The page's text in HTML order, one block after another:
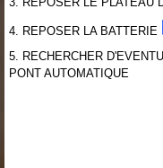
4. REPOSER LA BATTERIE
5. RECHERCHER
PONT AUTOMATIQUE